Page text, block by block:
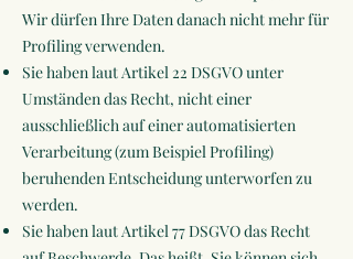
Wir dürfen Ihre Daten danach nicht mehr für
Profiling verwenden.
Sie haben laut Artikel 22 DSGVO unter
Umständen das Recht, nicht einer
ausschließlich auf einer automatisierten
Verarbeitung (zum Beispiel Profiling)
beruhenden Entscheidung unterworfen zu
werden.
Sie haben laut Artikel 77 DSGVO das Recht